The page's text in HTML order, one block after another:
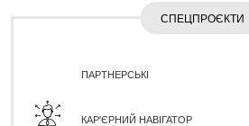
СПЕЦПРОЄКТИ
ПАРТНЕРСЬКІ
КАР'ЄРНИЙ НАВІГАТОР